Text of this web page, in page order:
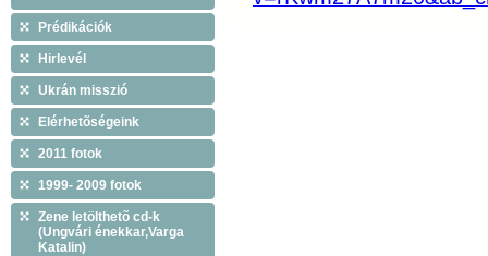
Prédikációk
Hirlevél
Ukrán misszió
Elérhetõségeink
2011 fotok
1999- 2009 fotok
Zene letölthetõ cd-k
(Ungvári énekkar,Varga
Katalin)